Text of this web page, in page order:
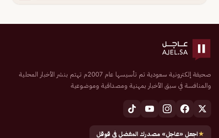
صحيفة إلكترونية سعودية تم تأسيسها عام 2007م تهتم بنشر الأخبار المحلية
والمنافسة في سبق الأخبار بمهنية ومصداقية وموضوعية
★اجعل «عاجل» مصدرك المفضل في قوقل